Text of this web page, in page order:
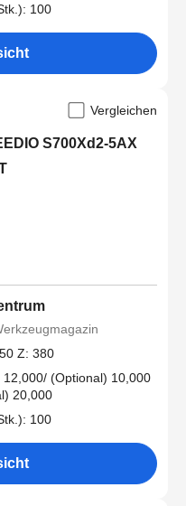
100
Vergleichen
S700Xd2-5AX
Z: 380
12,000/ (Optional) 10,000
20,000
100